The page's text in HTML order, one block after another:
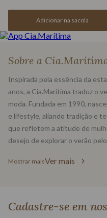
Adicionar na sacola
Sobre a
Inspirada pela essência da
anos, a Cia.Marítima traduz o
moda. Fundada em 1990,
e lifestyle, aliando tradição e
que refletem a atitude de
desejo de explorar o verão
Nossas estampas,
do mercado de moda dali em
Ver mais
Cadastre-se em